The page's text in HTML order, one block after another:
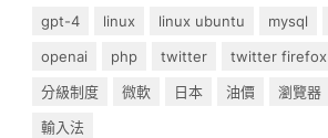
gpt-4
linux linux ubuntu mysql
openai
php twitter twitter firefox
分級制度
微軟 日本 油價 瀏覽器
輸入法